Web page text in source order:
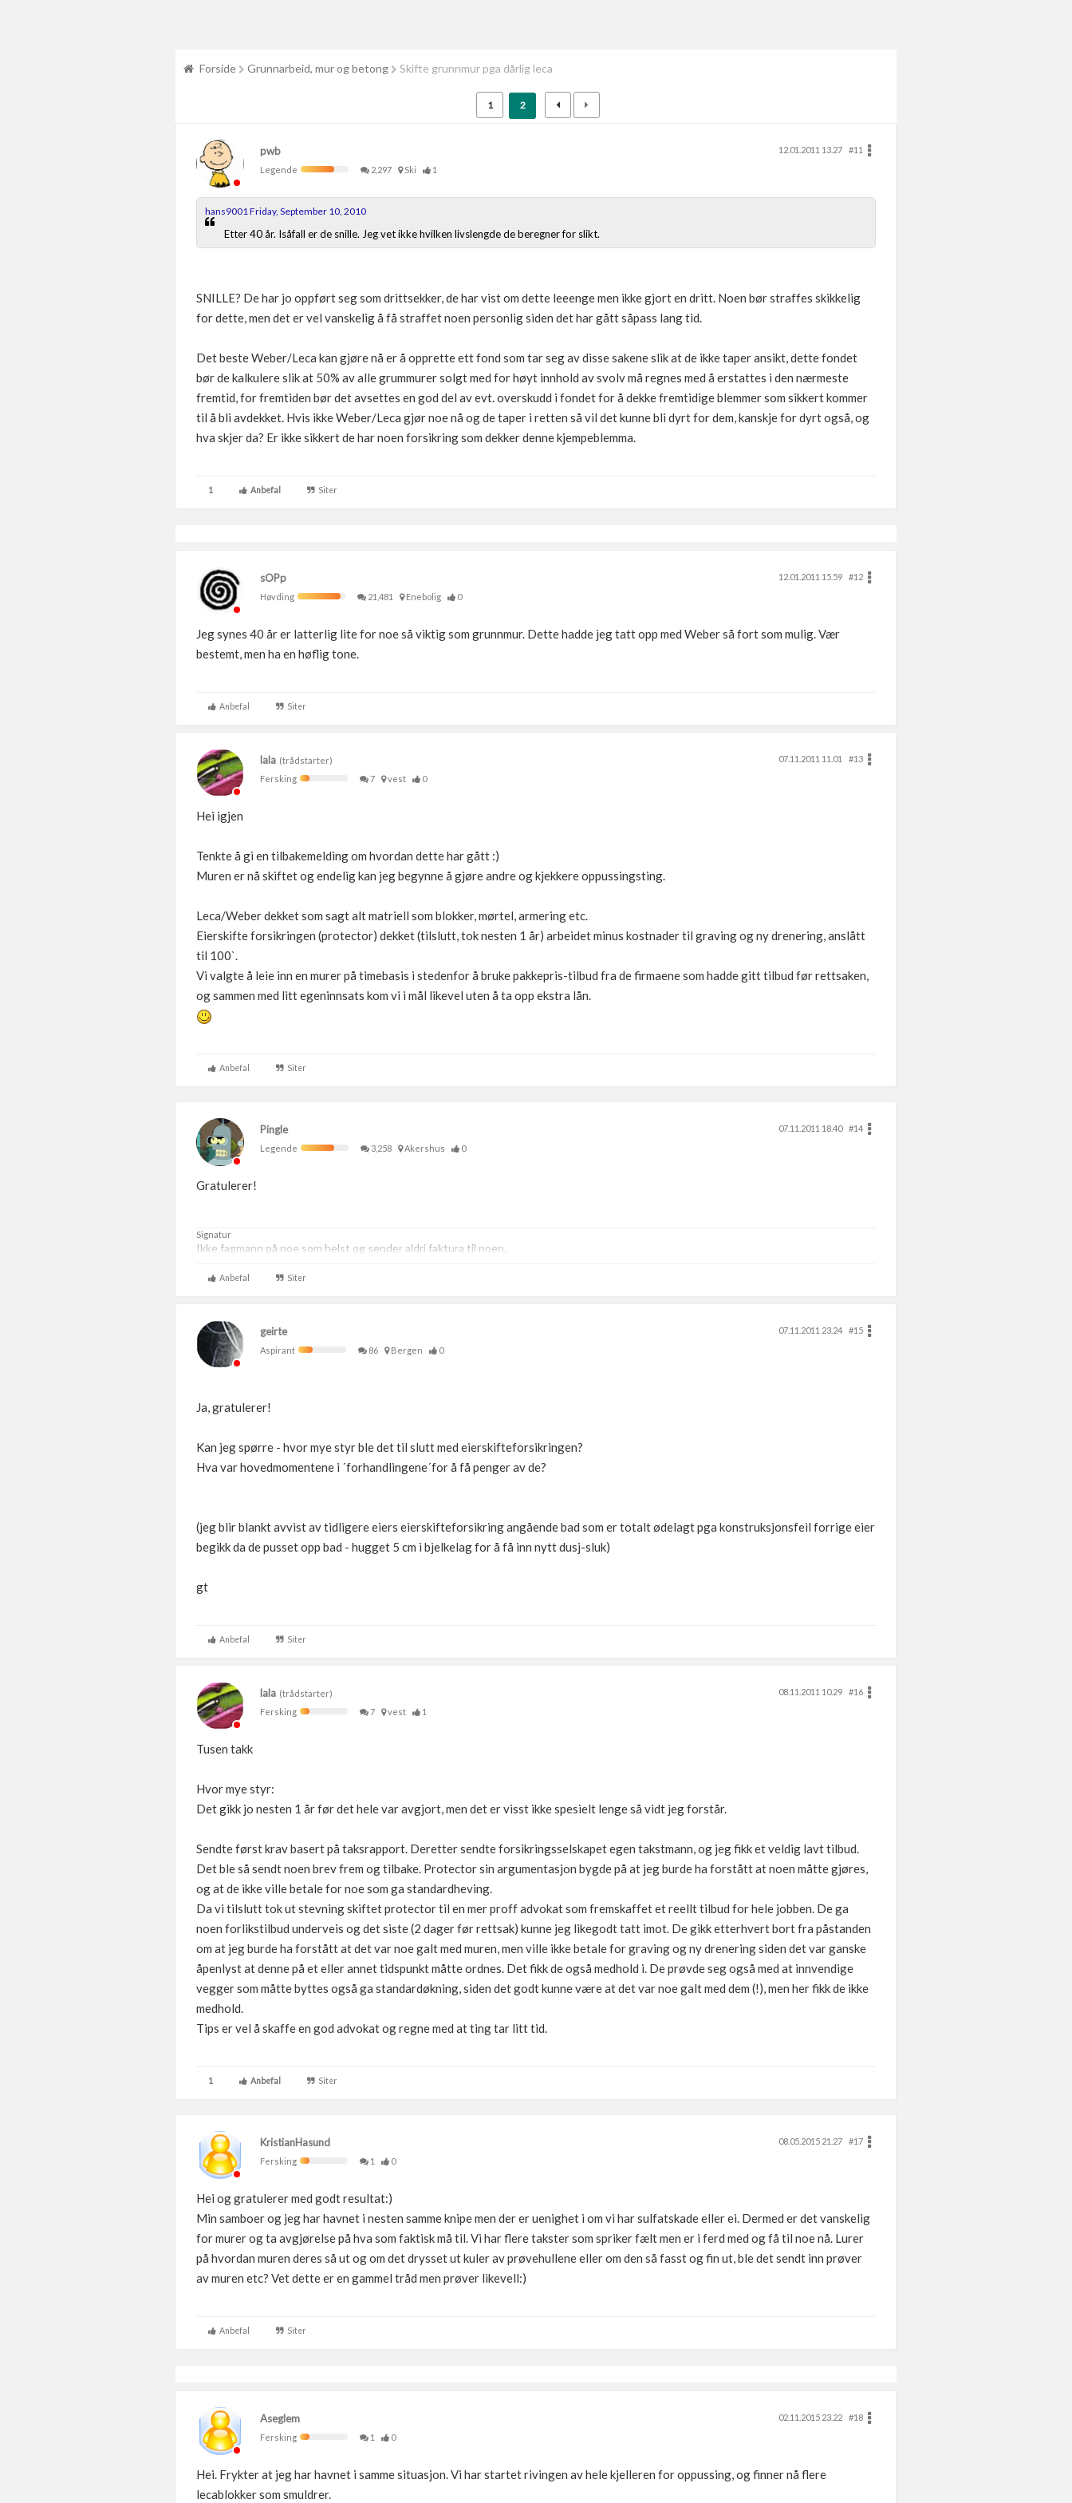
Forside Grunnarbeid, mur og betong Skifte grunnmur pga dårlig leca
1 2
pwb 12.01.2011 13.27
#11
Legende
2,297 Ski 1
hans9001 Friday, September 10, 2010
Etter 40 år. Isåfall er de snille. Jeg vet ikke hvilken livslengde de beregner for slikt.
SNILLE? De har jo oppført seg som drittsekker, de har vist om dette leeenge men ikke gjort en dritt. Noen bør straffes skikkelig
for dette, men det er vel vanskelig å få straffet noen personlig siden det har gått såpass lang tid.
Det beste Weber/Leca kan gjøre nå er å opprette ett fond som tar seg av disse sakene slik at de ikke taper ansikt, dette fondet
bør de kalkulere slik at 50% av alle grummurer solgt med for høyt innhold av svolv må regnes med å erstattes i den nærmeste
fremtid, for fremtiden bør det avsettes en god del av evt. overskudd i fondet for å dekke fremtidige blemmer som sikkert kommer
til å bli avdekket. Hvis ikke Weber/Leca gjør noe nå og de taper i retten så vil det kunne bli dyrt for dem, kanskje for dyrt også, og
hva skjer da? Er ikke sikkert de har noen forsikring som dekker denne kjempeblemma.
1 Anbefal Siter
sOPp 12.01.2011 15.59
#12
Høvding
21,481 Enebolig 0
Jeg synes 40 år er latterlig lite for noe så viktig som grunnmur. Dette hadde jeg tatt opp med Weber så fort som mulig. Vær
bestemt, men ha en høflig tone.
Anbefal Siter
lala (trådstarter) 07.11.2011 11.01
#13
Fersking
7 vest 0
Hei igjen
Tenkte å gi en tilbakemelding om hvordan dette har gått :)
Muren er nå skiftet og endelig kan jeg begynne å gjøre andre og kjekkere oppussingsting.
Leca/Weber dekket som sagt alt matriell som blokker, mørtel, armering etc.
Eierskifte forsikringen (protector) dekket (tilslutt, tok nesten 1 år) arbeidet minus kostnader til graving og ny drenering, anslått
til 100`.
Vi valgte å leie inn en murer på timebasis i stedenfor å bruke pakkepris-tilbud fra de firmaene som hadde gitt tilbud før rettsaken,
og sammen med litt egeninnsats kom vi i mål likevel uten å ta opp ekstra lån.
Anbefal Siter
Pingle 07.11.2011 18.40
#14
Legende
3,258 Akershus 0
Gratulerer!
Signatur
Ikke fagmann på noe som helst og sender aldri faktura til noen.
Anbefal Siter
geirte 07.11.2011 23.24
#15
Aspirant
86 Bergen 0
Ja, gratulerer!
Kan jeg spørre - hvor mye styr ble det til slutt med eierskifteforsikringen?
Hva var hovedmomentene i ´forhandlingene´for å få penger av de?
(jeg blir blankt avvist av tidligere eiers eierskifteforsikring angående bad som er totalt ødelagt pga konstruksjonsfeil forrige eier
begikk da de pusset opp bad - hugget 5 cm i bjelkelag for å få inn nytt dusj-sluk)
gt
Anbefal Siter
lala (trådstarter) 08.11.2011 10.29
#16
Fersking
7 vest 1
Tusen takk
Hvor mye styr:
Det gikk jo nesten 1 år før det hele var avgjort, men det er visst ikke spesielt lenge så vidt jeg forstår.
Sendte først krav basert på taksrapport. Deretter sendte forsikringsselskapet egen takstmann, og jeg fikk et veldig lavt tilbud.
Det ble så sendt noen brev frem og tilbake. Protector sin argumentasjon bygde på at jeg burde ha forstått at noen måtte gjøres,
og at de ikke ville betale for noe som ga standardheving.
Da vi tilslutt tok ut stevning skiftet protector til en mer proff advokat som fremskaffet et reellt tilbud for hele jobben. De ga
noen forlikstilbud underveis og det siste (2 dager før rettsak) kunne jeg likegodt tatt imot. De gikk etterhvert bort fra påstanden
om at jeg burde ha forstått at det var noe galt med muren, men ville ikke betale for graving og ny drenering siden det var ganske
åpenlyst at denne på et eller annet tidspunkt måtte ordnes. Det fikk de også medhold i. De prøvde seg også med at innvendige
vegger som måtte byttes også ga standardøkning, siden det godt kunne være at det var noe galt med dem (!), men her fikk de ikke
medhold.
Tips er vel å skaffe en god advokat og regne med at ting tar litt tid.
1 Anbefal Siter
KristianHasund 08.05.2015 21.27
#17
Fersking
1 0
Hei og gratulerer med godt resultat:)
Min samboer og jeg har havnet i nesten samme knipe men der er uenighet i om vi har sulfatskade eller ei. Dermed er det vanskelig
for murer og ta avgjørelse på hva som faktisk må til. Vi har flere takster som spriker fælt men er i ferd med og få til noe nå. Lurer
på hvordan muren deres så ut og om det drysset ut kuler av prøvehullene eller om den så fasst og fin ut, ble det sendt inn prøver
av muren etc? Vet dette er en gammel tråd men prøver likevell:)
Anbefal Siter
Aseglem 02.11.2015 23.22
#18
Fersking
1 0
Hei. Frykter at jeg har havnet i samme situasjon. Vi har startet rivingen av hele kjelleren for oppussing, og finner nå flere
lecablokker som smuldrer.